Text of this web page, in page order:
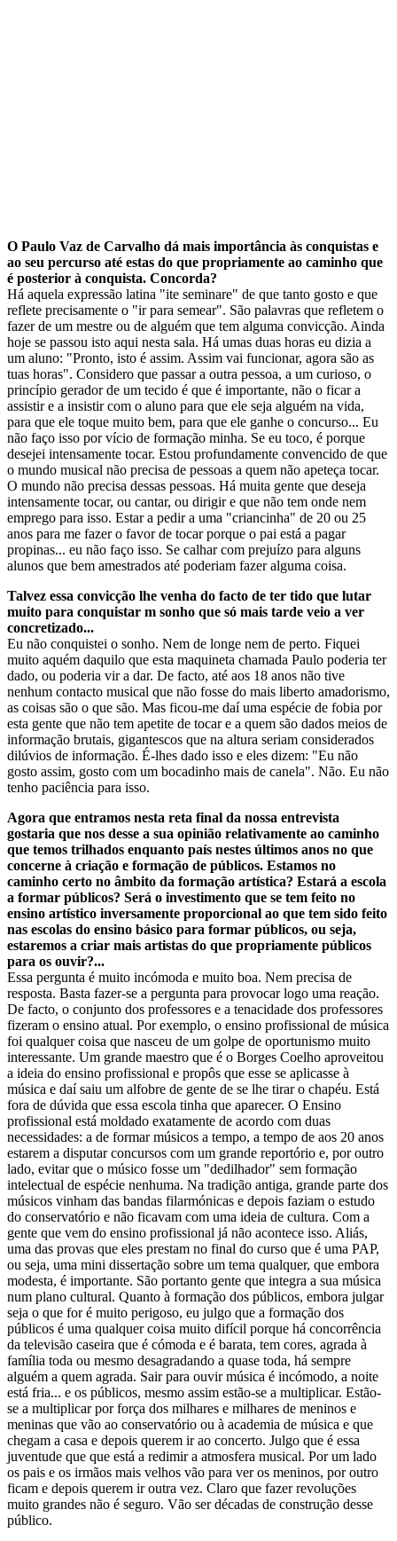
O Paulo Vaz de Carvalho dá mais importância às conquistas e
ao seu percurso até estas do que propriamente ao caminho que
é posterior à conquista. Concorda?
Há aquela expressão latina "ite seminare" de que tanto gosto e que
reflete precisamente o "ir para semear". São palavras que refletem o
fazer de um mestre ou de alguém que tem alguma convicção. Ainda
hoje se passou isto aqui nesta sala. Há umas duas horas eu dizia a
um aluno: "Pronto, isto é assim. Assim vai funcionar, agora são as
tuas horas". Considero que passar a outra pessoa, a um curioso, o
princípio gerador de um tecido é que é importante, não o ficar a
assistir e a insistir com o aluno para que ele seja alguém na vida,
para que ele toque muito bem, para que ele ganhe o concurso... Eu
não faço isso por vício de formação minha. Se eu toco, é porque
desejei intensamente tocar. Estou profundamente convencido de que
o mundo musical não precisa de pessoas a quem não apeteça tocar.
O mundo não precisa dessas pessoas. Há muita gente que deseja
intensamente tocar, ou cantar, ou dirigir e que não tem onde nem
emprego para isso. Estar a pedir a uma "criancinha" de 20 ou 25
anos para me fazer o favor de tocar porque o pai está a pagar
propinas... eu não faço isso. Se calhar com prejuízo para alguns
alunos que bem amestrados até poderiam fazer alguma coisa.
Talvez essa convicção lhe venha do facto de ter tido que lutar
muito para conquistar m sonho que só mais tarde veio a ver
concretizado...
Eu não conquistei o sonho. Nem de longe nem de perto. Fiquei
muito aquém daquilo que esta maquineta chamada Paulo poderia ter
dado, ou poderia vir a dar. De facto, até aos 18 anos não tive
nenhum contacto musical que não fosse do mais liberto amadorismo,
as coisas são o que são. Mas ficou-me daí uma espécie de fobia por
esta gente que não tem apetite de tocar e a quem são dados meios de
informação brutais, gigantescos que na altura seriam considerados
dilúvios de informação. É-lhes dado isso e eles dizem: "Eu não
gosto assim, gosto com um bocadinho mais de canela". Não. Eu não
tenho paciência para isso.
Agora que entramos nesta reta final da nossa entrevista
gostaria que nos desse a sua opinião relativamente ao caminho
que temos trilhados enquanto país nestes últimos anos no que
concerne à criação e formação de públicos. Estamos no
caminho certo no âmbito da formação artística? Estará a escola
a formar públicos? Será o investimento que se tem feito no
ensino artístico inversamente proporcional ao que tem sido feito
nas escolas do ensino básico para formar públicos, ou seja,
estaremos a criar mais artistas do que propriamente públicos
para os ouvir?...
Essa pergunta é muito incómoda e muito boa. Nem precisa de
resposta. Basta fazer-se a pergunta para provocar logo uma reação.
De facto, o conjunto dos professores e a tenacidade dos professores
fizeram o ensino atual. Por exemplo, o ensino profissional de música
foi qualquer coisa que nasceu de um golpe de oportunismo muito
interessante. Um grande maestro que é o Borges Coelho aproveitou
a ideia do ensino profissional e propôs que esse se aplicasse à
música e daí saiu um alfobre de gente de se lhe tirar o chapéu. Está
fora de dúvida que essa escola tinha que aparecer. O Ensino
profissional está moldado exatamente de acordo com duas
necessidades: a de formar músicos a tempo, a tempo de aos 20 anos
estarem a disputar concursos com um grande reportório e, por outro
lado, evitar que o músico fosse um "dedilhador" sem formação
intelectual de espécie nenhuma. Na tradição antiga, grande parte dos
músicos vinham das bandas filarmónicas e depois faziam o estudo
do conservatório e não ficavam com uma ideia de cultura. Com a
gente que vem do ensino profissional já não acontece isso. Aliás,
uma das provas que eles prestam no final do curso que é uma PAP,
ou seja, uma mini dissertação sobre um tema qualquer, que embora
modesta, é importante. São portanto gente que integra a sua música
num plano cultural. Quanto à formação dos públicos, embora julgar
seja o que for é muito perigoso, eu julgo que a formação dos
públicos é uma qualquer coisa muito difícil porque há concorrência
da televisão caseira que é cómoda e é barata, tem cores, agrada à
família toda ou mesmo desagradando a quase toda, há sempre
alguém a quem agrada. Sair para ouvir música é incómodo, a noite
está fria... e os públicos, mesmo assim estão-se a multiplicar. Estão-
se a multiplicar por força dos milhares e milhares de meninos e
meninas que vão ao conservatório ou à academia de música e que
chegam a casa e depois querem ir ao concerto. Julgo que é essa
juventude que que está a redimir a atmosfera musical. Por um lado
os pais e os irmãos mais velhos vão para ver os meninos, por outro
ficam e depois querem ir outra vez. Claro que fazer revoluções
muito grandes não é seguro. Vão ser décadas de construção desse
público.